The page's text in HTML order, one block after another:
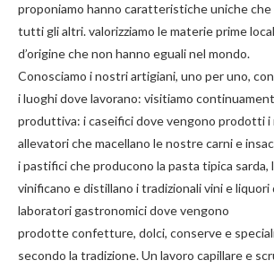
proponiamo hanno caratteristiche uniche
tutti gli altri. valorizziamo le materie prime
d’origine che non hanno eguali nel mondo.
Conosciamo i nostri artigiani, uno per uno,
i luoghi dove lavorano: visitiamo
produttiva: i caseifici dove vengono prodotti
allevatori che macellano le nostrecarnie
i pastifici che producono la pasta tipica sarda,
vinificano e distillano i tradizionalivini e liquori
laboratori gastronomici dove vengono
prodotteconfetture, dolci, conservee
secondo la tradizione. Un lavoro capillare e